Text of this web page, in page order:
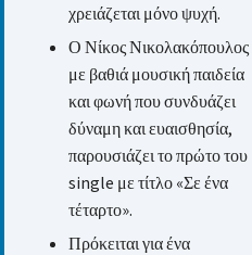
χρειάζεται μόνο ψυχή.
Ο Νίκος Νικολακόπουλος
με βαθιά μουσική παιδεία
και φωνή που συνδυάζει
δύναμη και ευαισθησία,
παρουσιάζει το πρώτο του
single με τίτλο «Σε ένα
τέταρτο».
Πρόκειται για ένα